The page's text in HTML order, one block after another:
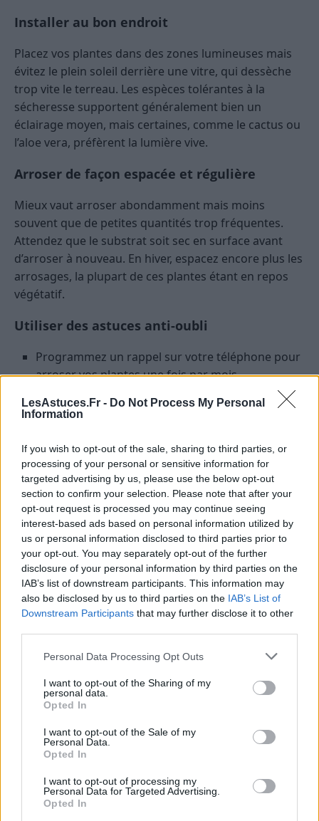
LesAstuces.Fr - Do Not Process My Personal
Information
If you wish to opt-out of the sale, sharing to third parties, or
processing of your personal or sensitive information for
targeted advertising by us, please use the below opt-out
section to confirm your selection. Please note that after your
opt-out request is processed you may continue seeing
interest-based ads based on personal information utilized by
us or personal information disclosed to third parties prior to
your opt-out. You may separately opt-out of the further
disclosure of your personal information by third parties on the
IAB’s list of downstream participants. This information may
also be disclosed by us to third parties on the IAB’s List of
Downstream Participants that may further disclose it to other
Personal Data Processing Opt Outs
I want to opt-out of the Sharing of my
personal data.
Opted In
I want to opt-out of the Sale of my
Personal Data.
Opted In
I want to opt-out of processing my
Personal Data for Targeted Advertising.
Opted In
Installer au bon endroit
Placez vos plantes dans des zones lumineuses mais
évitez le plein soleil derrière une vitre, qui dessèche
trop vite le terreau. Les espèces tolérantes à la
sécheresse supportent généralement bien un
éclairage moyen, mais certaines, comme le cactus ou
l’aloe vera, préfèrent la lumière vive.
Arroser de façon espacée et régulière
Mieux vaut arroser abondamment mais moins
souvent que de petites quantités trop fréquentes.
Attendez que le substrat soit sec en surface avant
d’arroser à nouveau. En hiver, espacez encore plus les
arrosages, la plupart de ces plantes étant en repos
végétatif.
Utiliser des astuces anti-oubli
Programmez un rappel sur votre téléphone pour
arroser vos plantes une fois par mois.
Regroupez vos plantes au même endroit pour
penser à les vérifier d’un seul coup d’œil.
avec réserve d’eau.
Focus sur quelques plantes
increvables et leur entretien
Sansevieria : la championne de la résistance
La sansevieria est idéale pour les débutants. Elle
tolère la sécheresse, la lumière faible et même la
négligence. Un arrosage toutes les 2 à 3 semaines
suffit, et elle n’a pas besoin d’engrais régulier.
l’excès d’humidité.
Zamioculcas : la plante ultra-tolérante
même en cas d’oubli d’arrosage. Son feuillage reste
brillant et vert, et il peut résister à plusieurs semaines
de sécheresse. Utilisez un terreau bien drainé et
évitez les soucoupes d’eau stagnante.